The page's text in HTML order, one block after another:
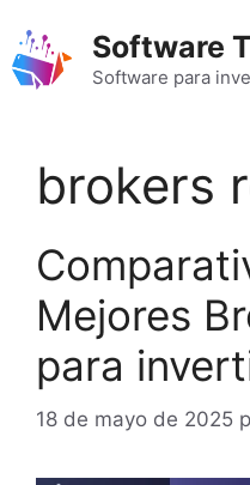
contenido
Software
Software para
brokers
Mejores
para
18 de mayo de 2025